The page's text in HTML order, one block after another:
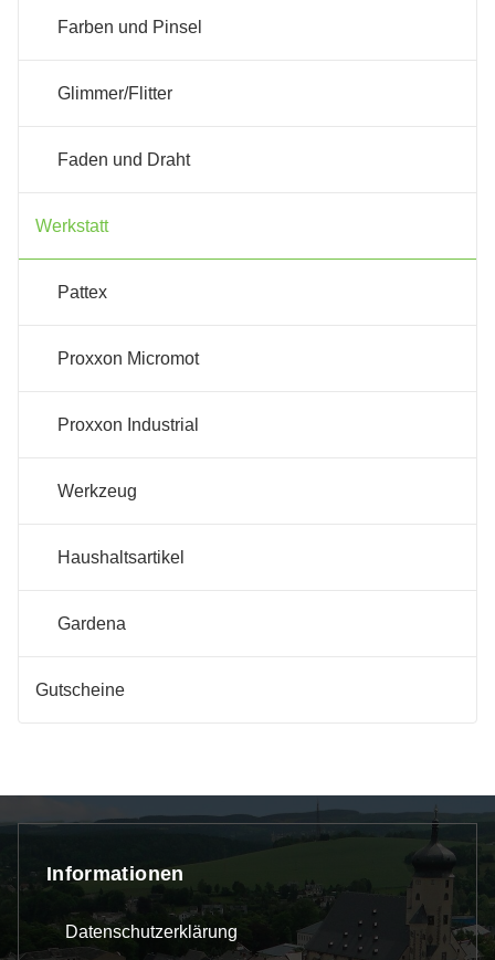
Farben und Pinsel
Glimmer/Flitter
Faden und Draht
Werkstatt
Pattex
Proxxon Micromot
Proxxon Industrial
Werkzeug
Haushaltsartikel
Gardena
Gutscheine
Informationen
Datenschutzerklärung